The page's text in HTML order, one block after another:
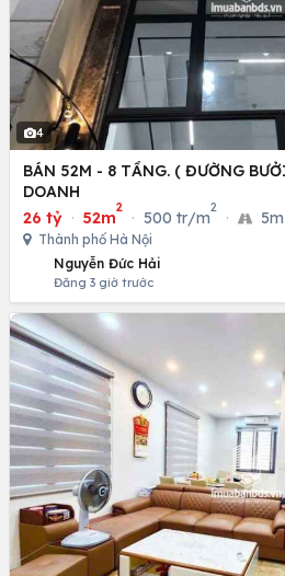
4
BÁN 52M - 8 TẦNG. ( ĐƯỜNG
DOANH
26 tỷ · 52m
2
· 500 tr/m
2
· 5m
Thành phố Hà Nội
Nguyễn Đức Hải
Đăng 3 giờ trước